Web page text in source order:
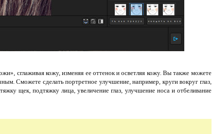
сглаживая кожу, изменяя ее оттенок и осветляя кожу. Вы также можете
Сможете сделать портретное улучшение, например, круги вокруг глаз,
щек, подтяжку лица, увеличение глаз, улучшение носа и отбеливание